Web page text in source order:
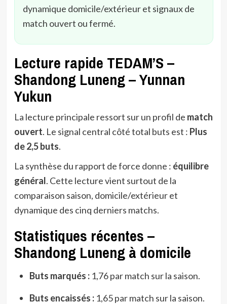
dynamique domicile/extérieur et signaux de
match ouvert ou fermé.
Lecture rapide TEDAM’S –
Shandong Luneng – Yunnan
Yukun
La lecture principale ressort sur un profil de match
ouvert. Le signal central côté total buts est : Plus
de 2,5 buts.
La synthèse du rapport de force donne : équilibre
général. Cette lecture vient surtout de la
comparaison saison, domicile/extérieur et
dynamique des cinq derniers matchs.
Statistiques récentes –
Shandong Luneng à domicile
Buts marqués :1,76 par match sur la saison.
Buts encaissés :1,65 par match sur la saison.